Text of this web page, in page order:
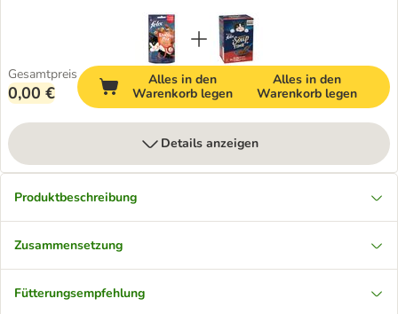
Gesamtpreis
0,00 €
Alles in den
Warenkorb legen
Alles in den
Warenkorb legen
Details anzeigen
Produktbeschreibung
Zusammensetzung
Fütterungsempfehlung